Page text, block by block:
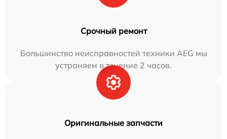
Срочный ремонт
Большинство неисправностей техники AEG мы
устраняем в течение 2 часов.
Оригинальные запчасти